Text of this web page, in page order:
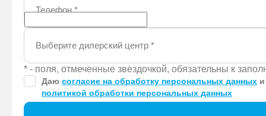
Телефон*
Выберите дилерский центр *
* - поля, отмеченные звездочкой, обязательны к
Даю согласие на обработку персональных данных
политикой обработки персональных данных